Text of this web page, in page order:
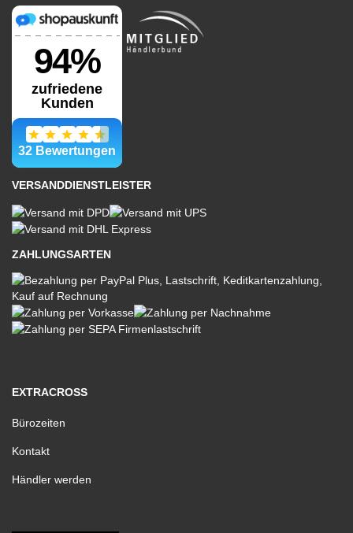
VERSANDDIENSTLEISTER
ZAHLUNGSARTEN
EXTRACROSS
Bürozeiten
Kontakt
Händler werden